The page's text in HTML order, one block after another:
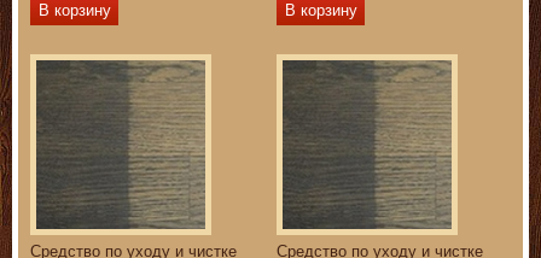
В корзину
В корзину
Средство по уходу и чистке Средство по уходу и чистке